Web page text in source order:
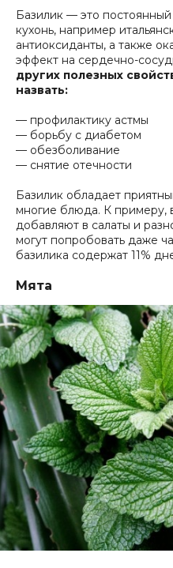
Базилик — это
кухонь, например
антиоксиданты, а также
эффект на сердечно-
других полезных
назвать:
— профилактику астмы
— борьбу с диабетом
— обезболивание
— снятие отечности
Базилик обладает
многие блюда. К примеру,
добавляют в салаты и
могут попробовать даже
базилика содержат 11%
Мята